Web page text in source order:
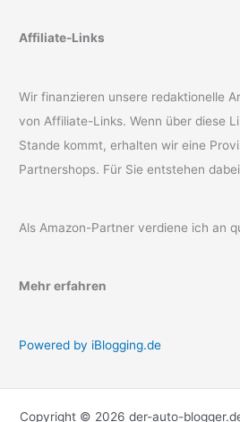
Affiliate-Links
Wir finanzieren unsere redaktionelle
von Affiliate-Links. Wenn über diese
Stande kommt, erhalten wir eine
Partnershops. Für Sie entstehen
Als Amazon-Partner verdiene ich an
Mehr erfahren
Powered by iBlogging.de
Copyright © 2026 der-auto-